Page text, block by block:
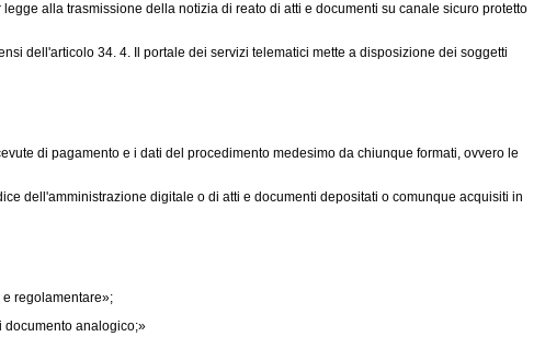
alla trasmissione della notizia di reato di atti e documenti su canale sicuro protetto
dell'articolo 34. 4. Il portale dei servizi telematici mette a disposizione dei soggetti
di pagamento e i dati del procedimento medesimo da chiunque formati, ovvero le
dell'amministrazione digitale o di atti e documenti depositati o comunque acquisiti in
regolamentare»;
documento analogico;»